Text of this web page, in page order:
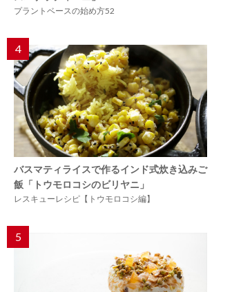
プラントベースの始め方52
4
バスマティライスで作るインド式炊き込みご
飯「トウモロコシのビリヤニ」
レスキューレシピ【トウモロコシ編】
5